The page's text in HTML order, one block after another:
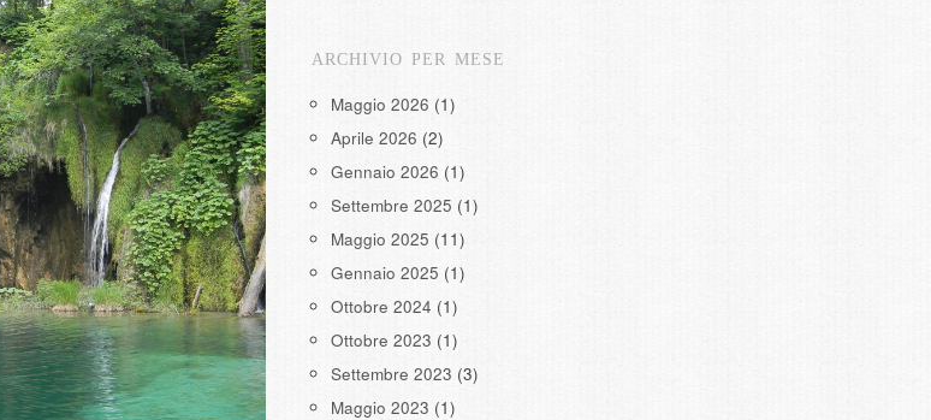
ARCHIVIO PER MESE
Maggio 2026 (1)
Aprile 2026 (2)
Gennaio 2026 (1)
Settembre 2025 (1)
Maggio 2025 (11)
Gennaio 2025 (1)
Ottobre 2024 (1)
Ottobre 2023 (1)
Settembre 2023 (3)
Maggio 2023 (1)